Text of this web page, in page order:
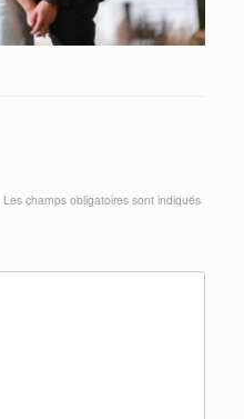
Les champs obligatoires sont indiqués